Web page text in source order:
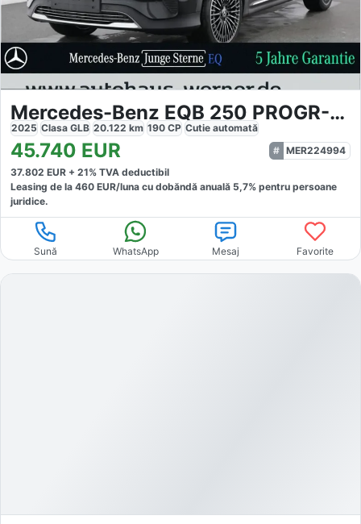
Mercedes-Benz EQB 250 PROGR-ADV
2025 Clasa GLB 20.122 km 190 CP Cutie automată
45.740 EUR
MER224994
37.802 EUR + 21% TVA deductibil
Leasing de la 460 EUR/luna cu dobăndă anuală 5,7% pentru persoane
juridice.
Sună WhatsApp Mesaj Favorite